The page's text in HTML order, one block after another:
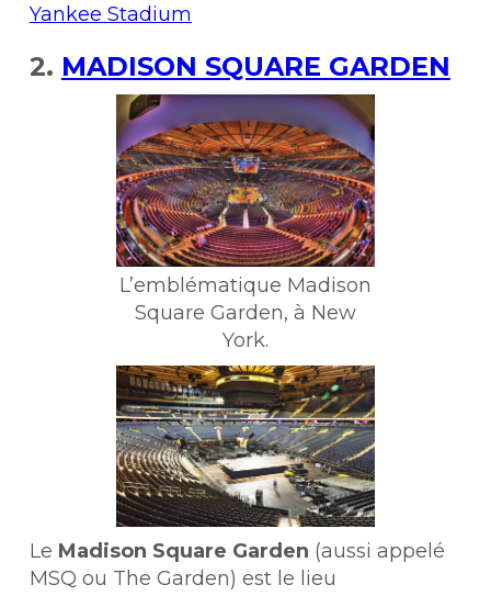
Yankee Stadium
2. MADISON SQUARE GARDEN
L’emblématique Madison
Square Garden, à New
York.
Le Madison Square Garden (aussi appelé
MSQ ou The Garden) est le lieu